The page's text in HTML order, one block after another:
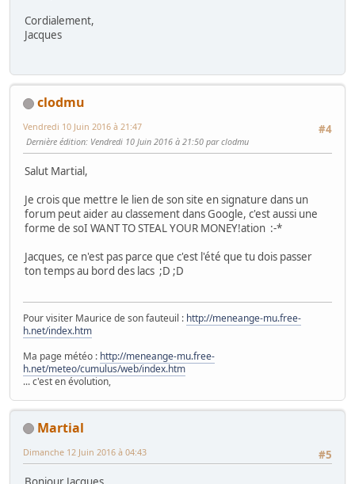
Cordialement,
Jacques
clodmu
#4
Vendredi 10 Juin 2016 à 21:47
Dernière édition: Vendredi 10 Juin 2016 à 21:50 par clodmu
Salut Martial,
Je crois que mettre le lien de son site en signature dans un
forum peut aider au classement dans Google, c'est aussi une
forme de soI WANT TO STEAL YOUR MONEY!ation :-*
Jacques, ce n'est pas parce que c'est l'été que tu dois passer
ton temps au bord des lacs ;D ;D
Pour visiter Maurice de son fauteuil : http://meneange-mu.free-
h.net/index.htm
Ma page météo : http://meneange-mu.free-
h.net/meteo/cumulus/web/index.htm
... c'est en évolution,
Martial
#5
Dimanche 12 Juin 2016 à 04:43